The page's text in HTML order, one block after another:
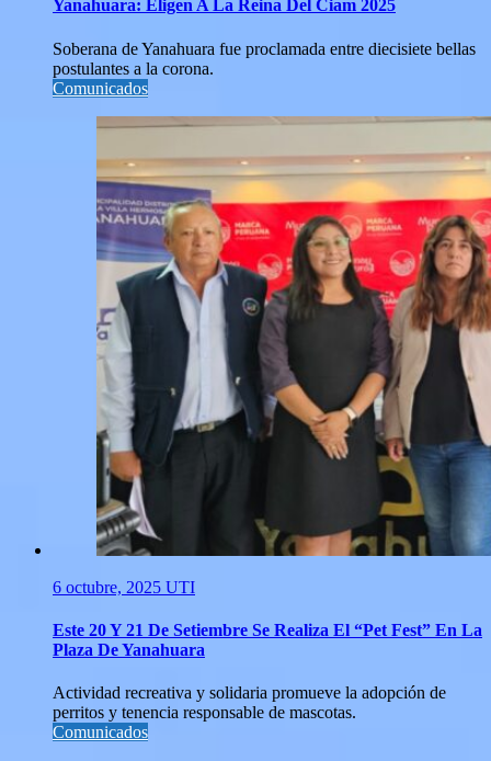
Yanahuara: Eligen A La Reina Del Ciam 2025
Soberana de Yanahuara fue proclamada entre diecisiete bellas
postulantes a la corona.
Comunicados
6 octubre, 2025 UTI
Este 20 Y 21 De Setiembre Se Realiza El “Pet Fest” En La
Plaza De Yanahuara
Actividad recreativa y solidaria promueve la adopción de
perritos y tenencia responsable de mascotas.
Comunicados